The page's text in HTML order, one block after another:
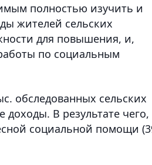
полностью изучить и
жителей сельских
для повышения, и,
по социальным
обследованных сельских
В результате чего,
социальной помощи